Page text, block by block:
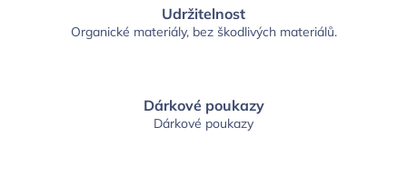
Udržitelnost
Organické materiály, bez škodlivých materiálů.
Dárkové poukazy
Dárkové poukazy